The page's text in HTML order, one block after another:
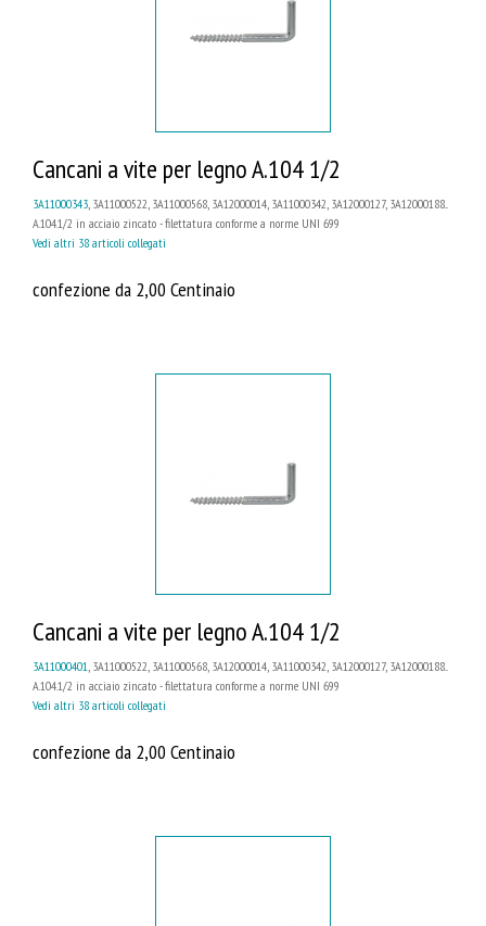
Cancani a vite per legno A.104 1/2
3A11000343 , 3A11000522, 3A11000568, 3A12000014, 3A11000342, 3A12000127, 3A12000188...
A.104.1/2 in acciaio zincato - filettatura conforme a norme UNI 699
Vedi altri 38 articoli collegati
confezione da 2,00 Centinaio
Cancani a vite per legno A.104 1/2
3A11000401, 3A11000522, 3A11000568, 3A12000014, 3A11000342, 3A12000127, 3A12000188...
A.104.1/2 in acciaio zincato - filettatura conforme a norme UNI 699
Vedi altri 38 articoli collegati
confezione da 2,00 Centinaio